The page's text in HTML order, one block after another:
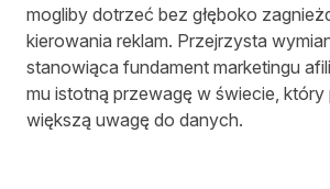
mogliby dotrzeć bez głęboko
kierowania reklam. Przejrzysta
stanowiąca fundament marketingu
mu istotną przewagę w świecie, który
większą uwagę do danych.